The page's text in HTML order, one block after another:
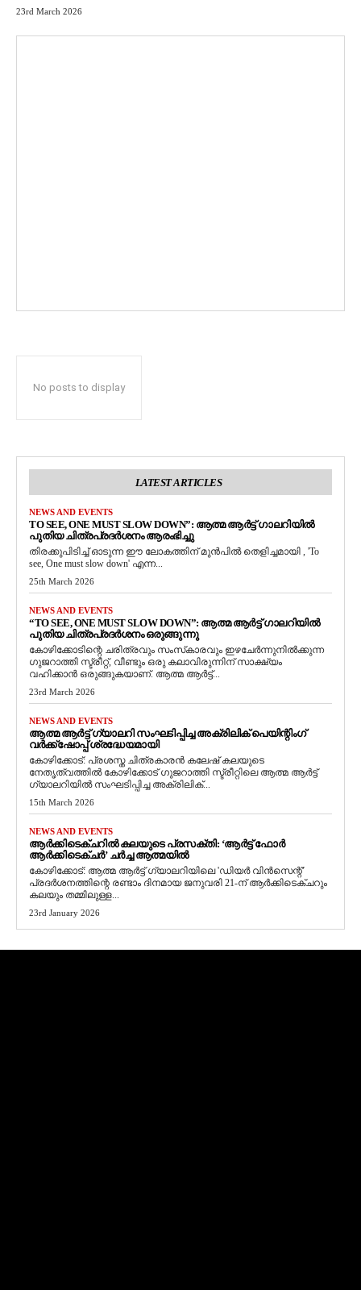
23rd March 2026
No posts to display
LATEST ARTICLES
NEWS AND EVENTS
TO SEE, ONE MUST SLOW DOWN”: ആത്മ ആർട്ട് ഗാലറിയിൽ
പുതിയ ചിത്രപ്രദർശനം ആരംഭിച്ചു
തിരക്കുപിടിച്ച് ഓടുന്ന ഈ ലോകത്തിന് മുൻപിൽ തെളിച്ചമായി , 'To
see, One must slow down' എന്ന...
25th March 2026
NEWS AND EVENTS
“TO SEE, ONE MUST SLOW DOWN”: ആത്മ ആർട്ട് ഗാലറിയിൽ
പുതിയ ചിത്രപ്രദർശനം ഒരുങ്ങുന്നു
കോഴിക്കോടിന്റെ ചരിത്രവും സംസ്‌കാരവും ഇഴചേർന്നുനിൽക്കുന്ന
ഗുജറാത്തി സ്ട്രീറ്റ്, വീണ്ടും ഒരു കലാവിരുന്നിന് സാക്ഷ്യം
വഹിക്കാൻ ഒരുങ്ങുകയാണ്. ആത്മ ആർട്ട്...
23rd March 2026
NEWS AND EVENTS
ആത്മ ആർട്ട് ഗ്യാലറി സംഘടിപ്പിച്ച അക്രിലിക് പെയിന്റിംഗ്
വർക്ക്‌ഷോപ്പ് ശ്രദ്ധേയമായി
കോഴിക്കോട്: പ്രശസ്ത ചിത്രകാരൻ കലേഷ് കലയുടെ
നേതൃത്വത്തിൽ കോഴിക്കോട് ഗുജറാത്തി സ്ട്രീറ്റിലെ ആത്മ ആർട്ട്
ഗ്യാലറിയിൽ സംഘടിപ്പിച്ച അക്രിലിക്...
15th March 2026
NEWS AND EVENTS
ആർക്കിടെക്ചറിൽ കലയുടെ പ്രസക്തി: ‘ആർട്ട് ഫോർ
ആർക്കിടെക്ചർ’ ചർച്ച ആത്മയിൽ
​കോഴിക്കോട്: ആത്മ ആർട്ട് ഗ്യാലറിയിലെ 'ഡിയർ വിൻസെന്റ്'
പ്രദർശനത്തിന്റെ രണ്ടാം ദിനമായ ജനുവരി 21-ന് ആർക്കിടെക്ചറും
കലയും തമ്മിലുള്ള...
23rd January 2026